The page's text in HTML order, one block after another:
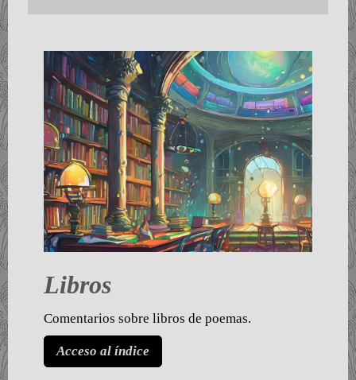
Libros
Comentarios sobre libros de poemas.
Acceso al índice